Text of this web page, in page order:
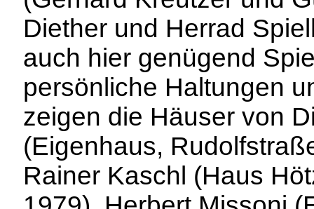
Diether und Herrad
auch hier genügend
persönliche Haltungen
zeigen die Häuser von
(Eigenhaus,
Rainer Kaschl (Haus